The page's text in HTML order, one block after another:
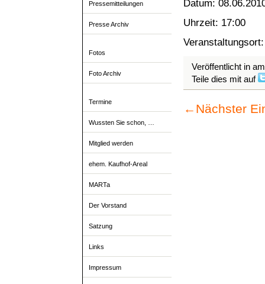
Pressemitteilungen
Presse Archiv
Fotos
Foto Archiv
Termine
Wussten Sie schon, …
Mitglied werden
ehem. Kaufhof-Areal
MARTa
Der Vorstand
Satzung
Links
Impressum
Datum:
Uhrzeit: 17:00
Veröffentlicht in
Teile dies mit auf
← Nächster